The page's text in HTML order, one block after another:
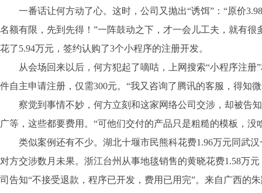
一番话让何方动了心。这时，公司又抛出“诱饵”：“原价
名额有限，先到先得！”一阵鼓动之下，才一会儿工夫，就有
花了5.94万元，签约认购了3个小程序的注册开发。
从会场回来以后，何方犯起了嘀咕，上网搜索“小程序注册
件自主申请注册，仅需300元。“我又咨询了腾讯的客服，得知
察觉到事情不妙，何方立刻和这家网络公司交涉，却被告
广等，这些都要费用。“可他们交付的产品只是粗糙的模板，
类似案例还有不少。湖北十堰市民熊科花费1.96万元同武汉
对方交涉数月未果。浙江台州从事地毯销售的黄晓花费1.58万
司告知“不接受退款，程序已开发，费用已用完”。来自广西的